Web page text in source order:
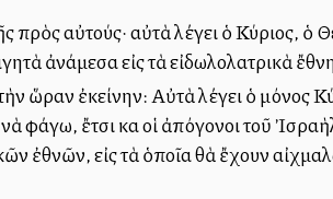
πρὸς αὐτούς· αὐτὰ λέγει ὁ Κύριος,
ἀνάμεσα εἰς τὰ εἰδωλολατρικὰ
ὥραν ἐκείνην: Αὐτὰ λέγει ὁ
νὰ φάγω, ἔτσι καὶ οἱ ἀπόγονοι τοῦ
ἐθνῶν, εἰς τὰ ὁποῖα θὰ ἔχουν